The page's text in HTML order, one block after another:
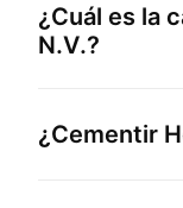
¿Cuál es la
N.V.?
¿Cementir